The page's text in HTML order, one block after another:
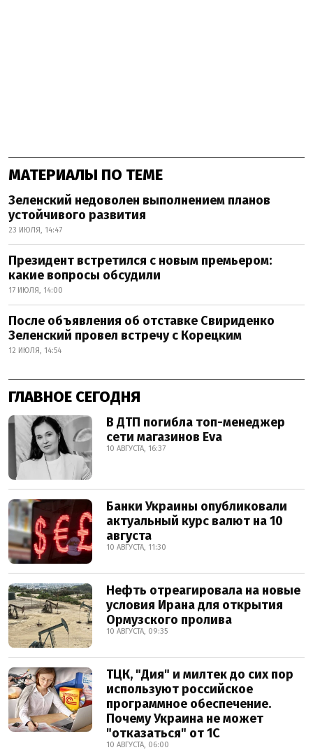
МАТЕРИАЛЫ ПО ТЕМЕ
Зеленский недоволен выполнением планов
устойчивого развития
23 ИЮЛЯ, 14:47
Президент встретился с новым премьером:
какие вопросы обсудили
17 ИЮЛЯ, 14:00
После объявления об отставке Свириденко
Зеленский провел встречу с Корецким
12 ИЮЛЯ, 14:54
ГЛАВНОЕ СЕГОДНЯ
В ДТП погибла топ-менеджер
сети магазинов Eva
10 АВГУСТА, 16:37
Банки Украины опубликовали
актуальный курс валют на 10
августа
10 АВГУСТА, 11:30
Нефть отреагировала на новые
условия Ирана для открытия
Ормузского пролива
10 АВГУСТА, 09:35
ТЦК, "Дия" и милтек до сих пор
используют российское
программное обеспечение.
Почему Украина не может
"отказаться" от 1С
10 АВГУСТА, 06:00